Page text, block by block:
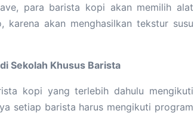
para barista kopi akan memilih alat
akan menghasilkan tekstur susu
Sekolah Khusus Barista
kopi yang terlebih dahulu mengikuti
setiap barista harus mengikuti program